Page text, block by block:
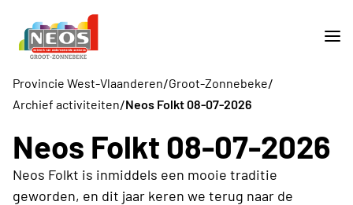
Provincie West-Vlaanderen/Groot-Zonnebeke/
Archief activiteiten/Neos Folkt 08-07-2026
Neos Folkt 08-07-2026
Neos Folkt is inmiddels een mooie traditie
geworden, en dit jaar keren we terug naar de